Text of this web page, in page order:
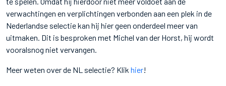
verwachtingen en verplichtingen verbonden aan een plek in de
Nederlandse selectie kan hij hier geen onderdeel meer van
uitmaken. Dit is besproken met Michel van der Horst, hij wordt
vooralsnog niet vervangen.
Meer weten over de NL selectie? Klik hier!